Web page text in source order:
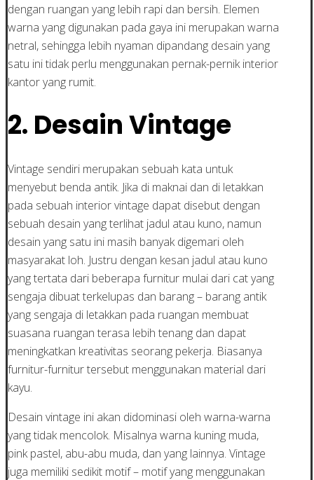
dengan ruangan yang lebih rapi dan bersih. Elemen
warna yang digunakan pada gaya ini merupakan warna
netral, sehingga lebih nyaman dipandang desain yang
satu ini tidak perlu menggunakan pernak-pernik interior
kantor yang rumit.
2. Desain Vintage
Vintage sendiri merupakan sebuah kata untuk
menyebut benda antik. Jika di maknai dan di letakkan
pada sebuah interior vintage dapat disebut dengan
sebuah desain yang terlihat jadul atau kuno, namun
desain yang satu ini masih banyak digemari oleh
masyarakat loh. Justru dengan kesan jadul atau kuno
yang tertata dari beberapa furnitur mulai dari cat yang
sengaja dibuat terkelupas dan barang – barang antik
yang sengaja di letakkan pada ruangan membuat
suasana ruangan terasa lebih tenang dan dapat
meningkatkan kreativitas seorang pekerja. Biasanya
furnitur-furnitur tersebut menggunakan material dari
kayu.
Desain vintage ini akan didominasi oleh warna-warna
yang tidak mencolok. Misalnya warna kuning muda,
pink pastel, abu-abu muda, dan yang lainnya. Vintage
juga memiliki sedikit motif – motif yang menggunakan